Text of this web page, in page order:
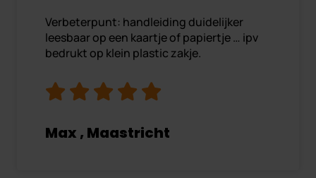
Verbeterpunt: handleiding duidelijker
leesbaar op een kaartje of papiertje … ipv
bedrukt op klein plastic zakje.
Max , Maastricht